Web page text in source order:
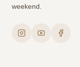
weekend.